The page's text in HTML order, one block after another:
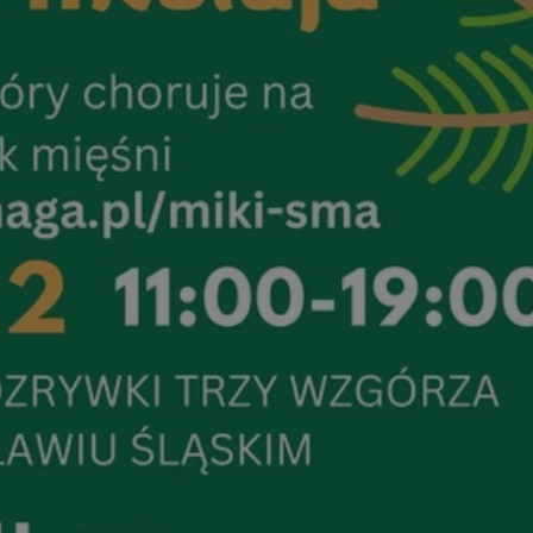
bezpiecznych
usługę Cookie-
na pliki cookie.
Cookie-
o zgodzie
dotyczących
z witryny.
prywatności
użytkownik nie
preferencji,
z regulacjami